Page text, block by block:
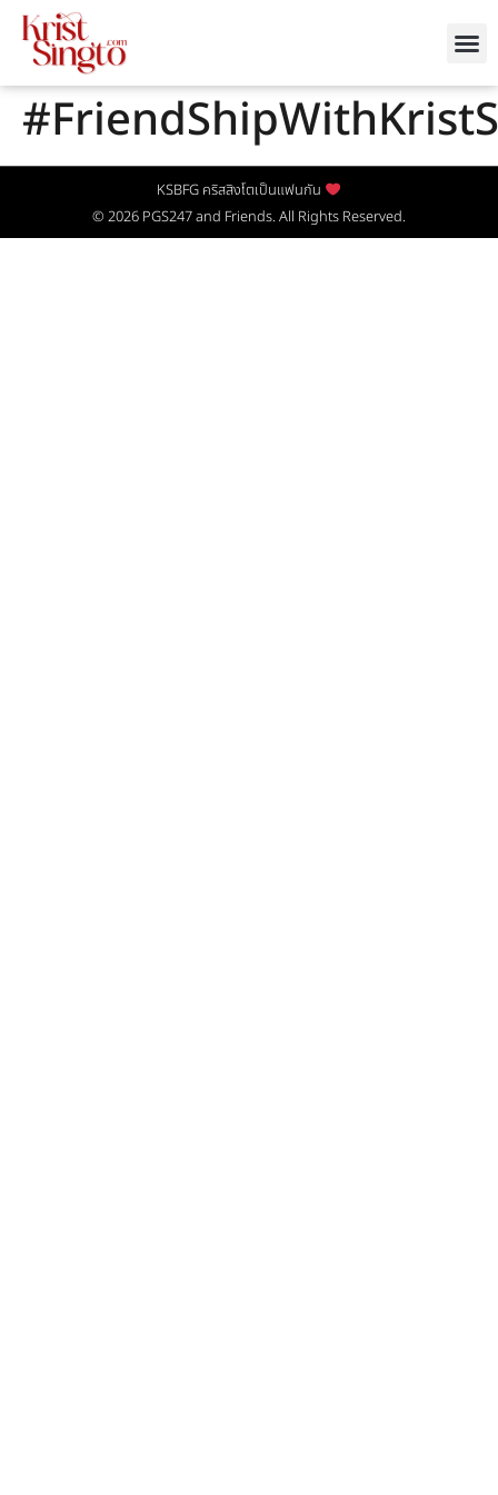
KSBFG คริสสิงโตเป็นแฟนกัน
© 2026 PGS247and Friends. All Rights Reserved.